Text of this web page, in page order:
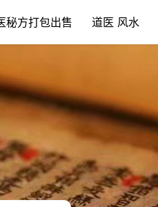
秘方打包出售 道医 风水